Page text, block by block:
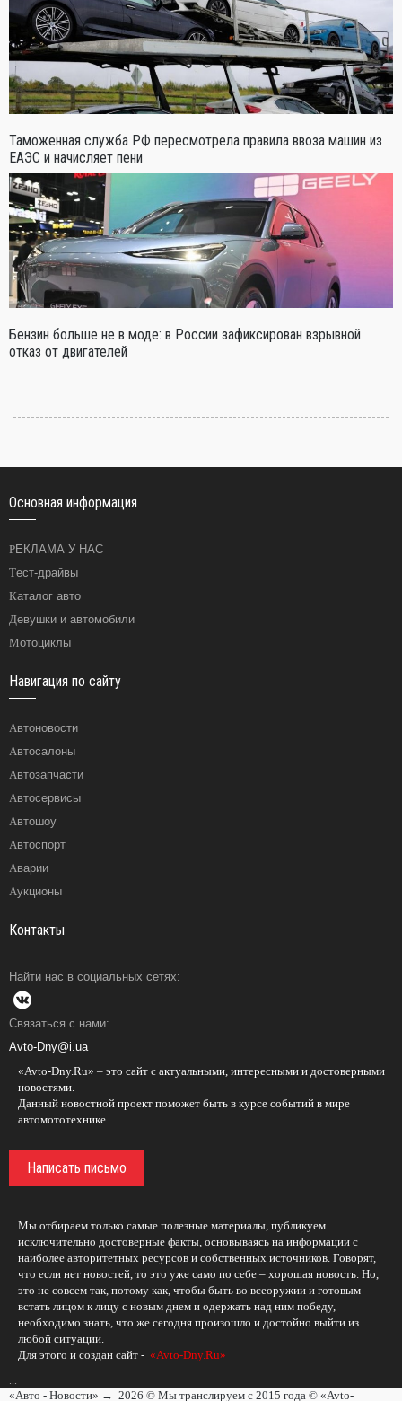
Таможенная служба РФ пересмотрела правила ввоза машин из
ЕАЭС и начисляет пени
Бензин больше не в моде: в России зафиксирован взрывной
отказ от двигателей
Основная информация
РЕКЛАМА У НАС
Тест-драйвы
Каталог авто
Девушки и автомобили
Мотоциклы
Навигация по сайту
Автоновости
Автосалоны
Автозапчасти
Автосервисы
Автошоу
Автоспорт
Аварии
Аукционы
Контакты
Найти нас в социальных сетях:
Связаться с нами:
Avto-Dny@i.ua
«Avto-Dny.Ru» – это сайт с актуальными, интересными и достоверными
новостями.
Данный новостной проект поможет быть в курсе событий в мире
автомототехнике.
Написать письмо
Мы отбираем только самые полезные материалы, публикуем
исключительно достоверные факты, основываясь на информации с
наиболее авторитетных ресурсов и собственных источников. Говорят,
что если нет новостей, то это уже само по себе – хорошая новость. Но,
это не совсем так, потому как, чтобы быть во всеоружии и готовым
встать лицом к лицу с новым днем и одержать над ним победу,
необходимо знать, что же сегодня произошло и достойно выйти из
любой ситуации.
Для этого и создан сайт - «Avto-Dny.Ru»
...
«Авто - Новости» → 2026 © Мы транслируем с 2015 года © «Avto-